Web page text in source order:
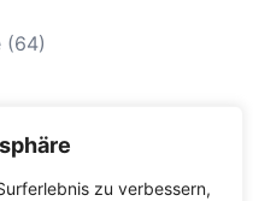
zu verbessern,
(64)